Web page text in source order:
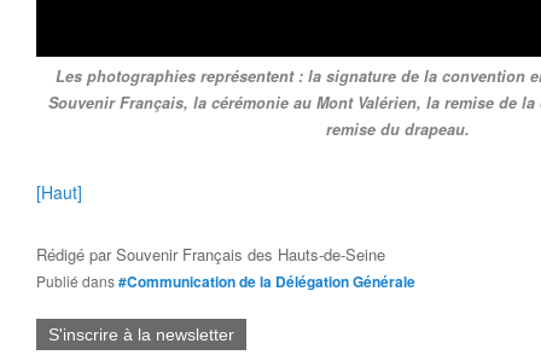
Les photographies représentent : la signature de la convention
Souvenir Français, la cérémonie au Mont Valérien, la remise de
remise du drapeau.
[Haut]
Rédigé parSouvenir Français des Hauts-de-Seine
Publié dans#Communication de la Délégation Générale
S'inscrire à la newsletter